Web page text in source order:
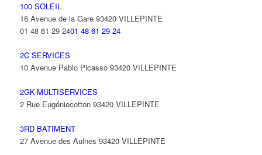
100 SOLEIL
16 Avenue de la Gare 93420 VILLEPINTE
01 48 61 29 2401 48 61 29 24
2C SERVICES
10 Avenue Pablo Picasso 93420 VILLEPINTE
2GK-MULTISERVICES
2 Rue Eugéniecotton 93420 VILLEPINTE
3RD BATIMENT
27 Avenue des Aulnes 93420 VILLEPINTE